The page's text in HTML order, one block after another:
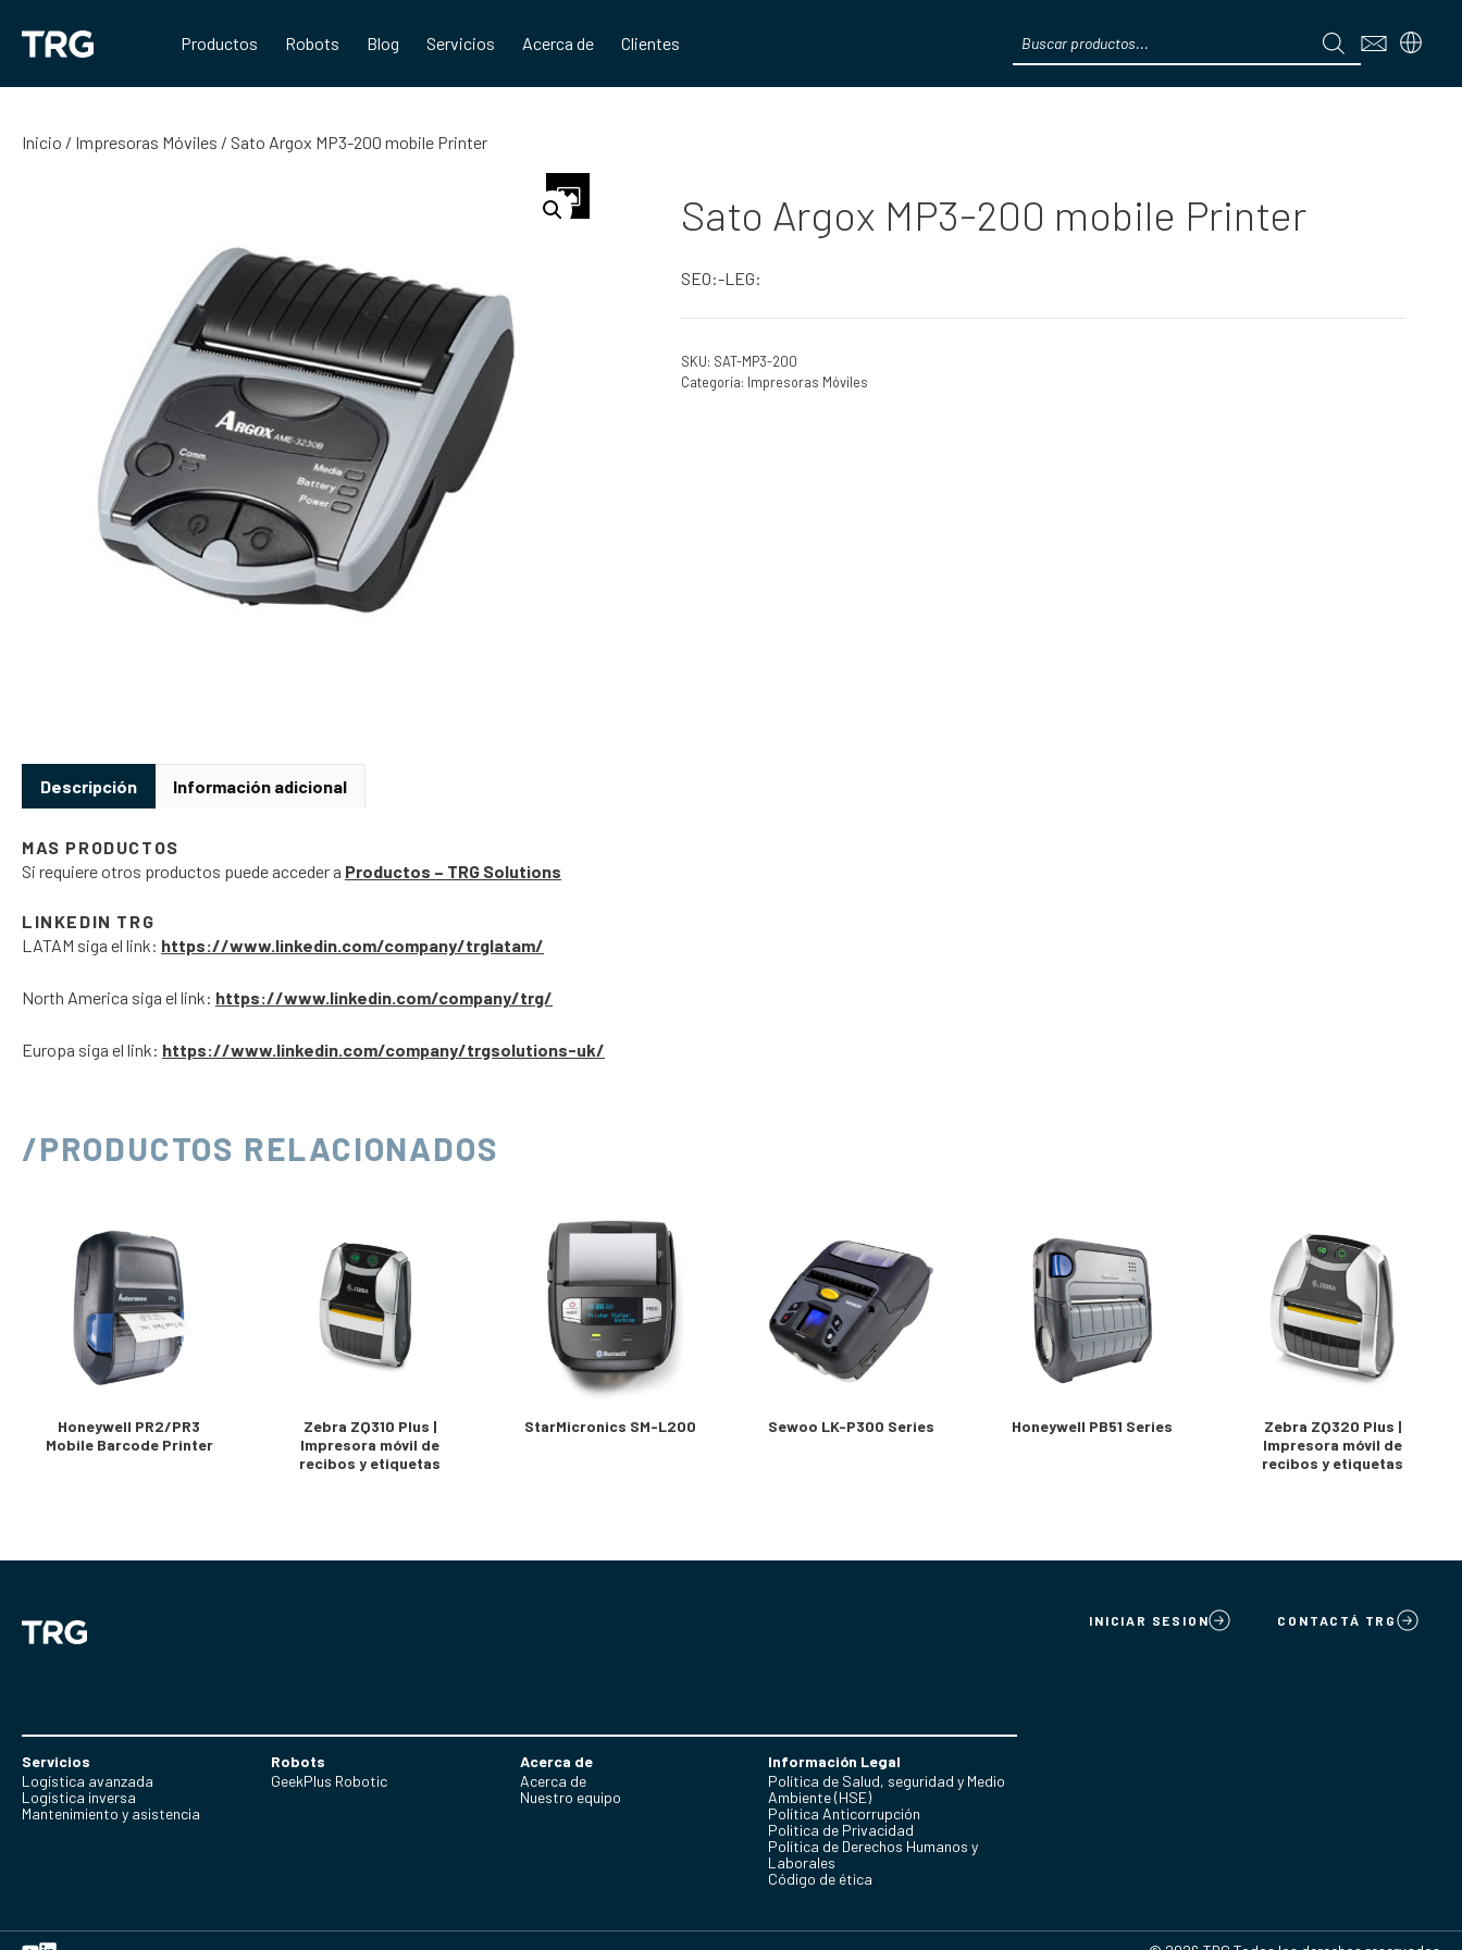
contenido
Productos Robots Blog Servicios Acerca de Clientes
search
Inicio / Impresoras Móviles / Sato Argox MP3-200 mobile Printer
Sato Argox MP3-200 mobile Printer
SEO:-LEG:
SKU: SAT-MP3-200
Categoría: Impresoras Móviles
Descripción Información adicional
MAS PRODUCTOS
Si requiere otros productos puede acceder a Productos – TRG Solutions
LINKEDIN TRG
LATAM siga el link: https://www.linkedin.com/company/trglatam/
North America siga el link: https://www.linkedin.com/company/trg/
Europa siga el link: https://www.linkedin.com/company/trgsolutions-uk/
/PRODUCTOS RELACIONADOS
Honeywell PR2/PR3
Mobile Barcode Printer
Zebra ZQ310 Plus |
Impresora móvil de
recibos y etiquetas
StarMicronics SM-L200 Sewoo LK-P300 Series Honeywell PB51 Series
Zebra ZQ320 Plus |
Impresora móvil de
recibos y etiquetas
INICIAR SESION CONTACTÁ TRG
Servicios
Logística avanzada
Logística inversa
Mantenimiento y asistencia
Robots
GeekPlus Robotic
Acerca de
Acerca de
Nuestro equipo
Información Legal
Política de Salud, seguridad y Medio
Ambiente (HSE)
Política Anticorrupción
Politica de Privacidad
Política de Derechos Humanos y
Laborales
Código de ética